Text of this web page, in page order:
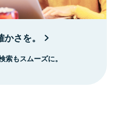
さを。
もスムーズに。